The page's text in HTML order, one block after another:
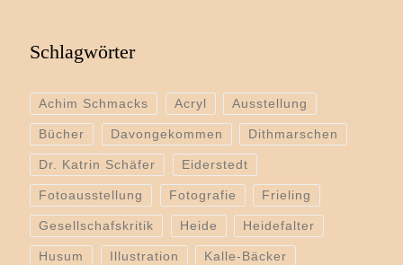
Schlagwörter
Achim Schmacks Acryl Ausstellung
Bücher Davongekommen Dithmarschen
Dr. Katrin Schäfer Eiderstedt
Fotoausstellung Fotografie Frieling
Gesellschafskritik Heide Heidefalter
Husum Illustration Kalle-Bäcker